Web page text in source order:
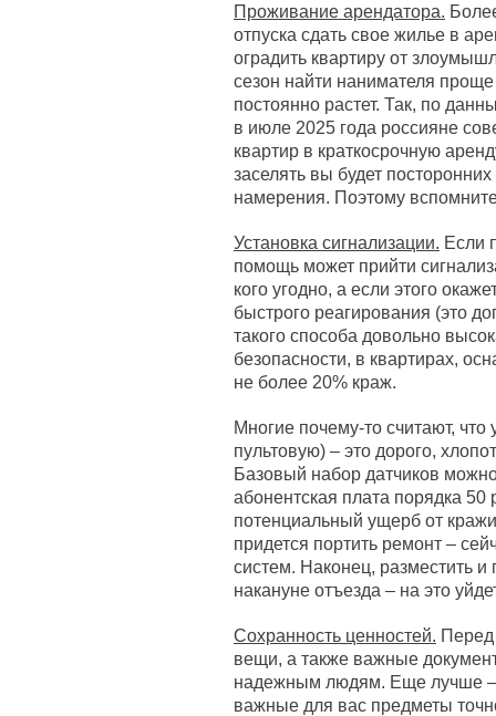
Проживание арендатора.
отпуска сдать свое жилье в
оградить квартиру от
сезон найти нанимателя проще
постоянно растет. Так, по
в июле 2025 года россияне
квартир в краткосрочную
заселять вы будет
намерения. Поэтому
Установка сигнализации. Если
помощь может прийти
кого угодно, а если этого
быстрого реагирования (это
такого способа довольно
безопасности, в квартирах,
не более 20% краж.
Многие почему-то считают, что
пультовую) – это дорого,
Базовый набор датчиков
абонентская плата порядка
потенциальный ущерб от
придется портить ремонт –
систем. Наконец, разместить
накануне отъезда – на это
Сохранность ценностей. Перед
вещи, а также важные
надежным людям. Еще лучше –
важные для вас предметы